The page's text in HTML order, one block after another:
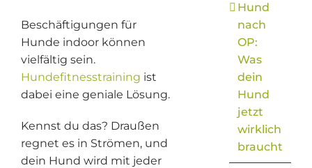
Beschäftigungen für
Hunde indoor können
vielfältig sein.
Hundefitnesstraining ist
dabei eine geniale Lösung.
Kennst du das? Draußen
regnet es in Strömen, und
dein Hund wird mit jeder
Hund
nach
OP:
Was
dein
Hund
jetzt
wirklich
braucht